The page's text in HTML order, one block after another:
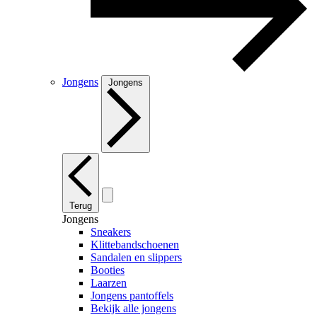
Jongens Jongens
Terug
Jongens
Sneakers
Klittebandschoenen
Sandalen en slippers
Booties
Laarzen
Jongens pantoffels
Bekijk alle jongens